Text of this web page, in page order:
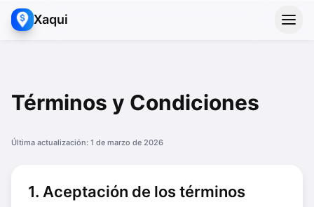
Xaqui
Términos y Condiciones
Última actualización: 1 de marzo de 2026
1. Aceptación de los términos